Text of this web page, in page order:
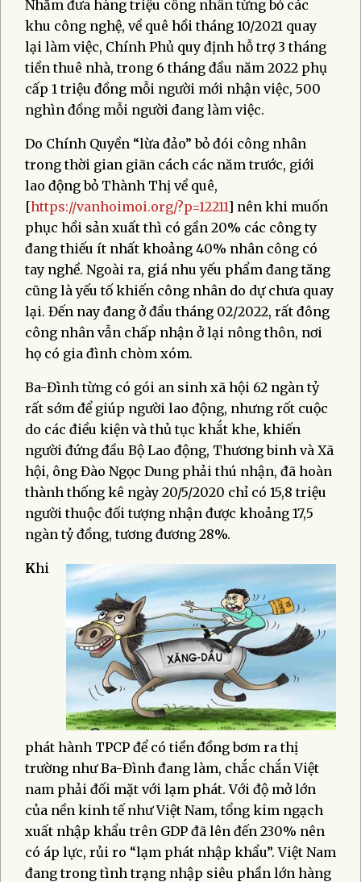
Nhằm đưa hàng triệu công nhân từng bỏ các
khu công nghệ, về quê hồi tháng 10/2021 quay
lại làm việc, Chính Phủ quy định hỗ trợ 3 tháng
tiền thuê nhà, trong 6 tháng đầu năm 2022 phụ
cấp 1 triệu đồng mỗi người mới nhận việc, 500
nghìn đồng mỗi người đang làm việc.
Do Chính Quyền “lừa đảo” bỏ đói công nhân
trong thời gian giãn cách các năm trước, giới
lao động bỏ Thành Thị về quê,
[https://vanhoimoi.org/?p=12211] nên khi muốn
phục hồi sản xuất thì có gần 20% các công ty
đang thiếu ít nhất khoảng 40% nhân công có
tay nghề. Ngoài ra, giá nhu yếu phẩm đang tăng
cũng là yếu tố khiến công nhân do dự chưa quay
lại. Đến nay đang ở đầu tháng 02/2022, rất đông
công nhân vẫn chấp nhận ở lại nông thôn, nơi
họ có gia đình chòm xóm.
Ba-Đình từng có gói an sinh xã hội 62 ngàn tỷ
rất sớm để giúp người lao động, nhưng rốt cuộc
do các điều kiện và thủ tục khắt khe, khiến
người đứng đầu Bộ Lao động, Thương binh và Xã
hội, ông Đào Ngọc Dung phải thú nhận, đã hoàn
thành thống kê ngày 20/5/2020 chỉ có 15,8 triệu
người thuộc đối tượng nhận được khoảng 17,5
ngàn tỷ đồng, tương đương 28%.
Khi
phát hành TPCP để có tiền đồng bơm ra thị
trường như Ba-Đình đang làm, chắc chắn Việt
nam phải đối mặt với lạm phát. Với độ mở lớn
của nền kinh tế như Việt Nam, tổng kim ngạch
xuất nhập khẩu trên GDP đã lên đến 230% nên
có áp lực, rủi ro “lạm phát nhập khẩu”. Việt Nam
đang trong tình trạng nhập siêu phần lớn hàng